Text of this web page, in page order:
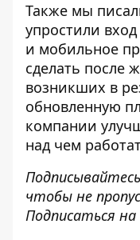
Также мы
упростили
и мобильное
сделать после
возникших в
обновленную
компании
над чем
чтобы не
Подписаться